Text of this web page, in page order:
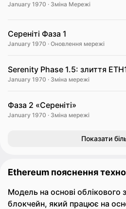
January 1970 · Зміна Мережі
Сереніті Фаза 1
January 1970 · Оновлення мережі
Serenity Phase 1.5: злиття
January 1970 · Зміна мережі
Фаза 2 «Сереніті»
January 1970 · Зміна мережі
Показати
Ethereum пояснення
Модель на основі облікового
блокчейн, який працює на